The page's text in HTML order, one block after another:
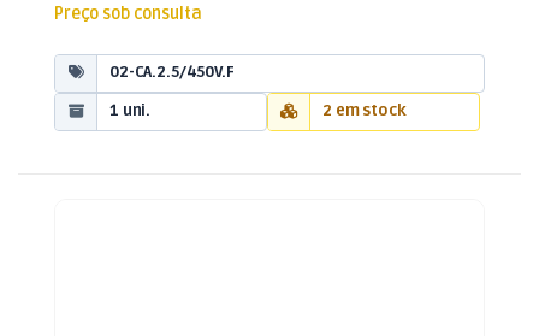
Preço sob consulta
02-CA.2.5/450V.F
1 uni.
2 em stock